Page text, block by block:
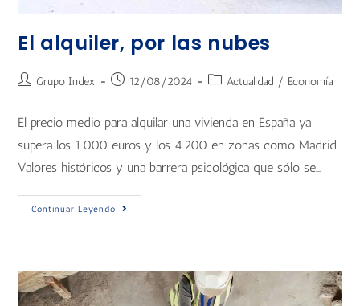
El alquiler, por las nubes
Grupo Index 12/08/2024 Actualidad / Economía
El precio medio para alquilar una vivienda en España ya
supera los 1.000 euros y los 4.200 en zonas como Madrid.
Valores históricos y una barrera psicológica que sólo se…
Continuar Leyendo